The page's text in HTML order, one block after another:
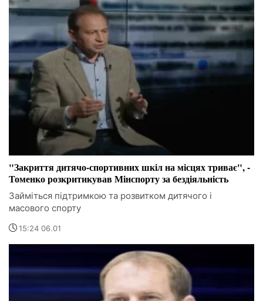
"Закриття дитячо-спортивних шкіл на місцях триває", -
Томенко розкритикував Мінспорту за бездіяльність
Займіться підтримкою та розвитком дитячого і
масового спорту
15:24 06.01